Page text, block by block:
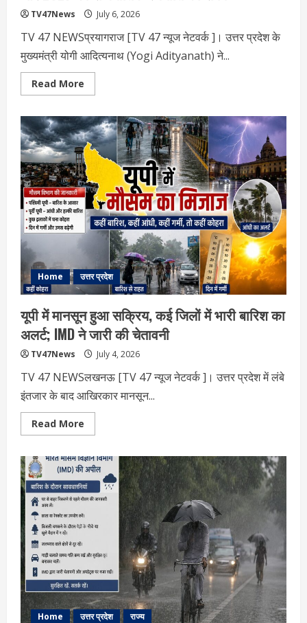
TV47News July 6, 2026
TV 47 NEWSप्रयागराज [TV 47 न्‍यूज नेटवर्क ]। उत्तर प्रदेश के
मुख्यमंत्री योगी आदित्यनाथ (Yogi Adityanath) ने...
Read More
more
योगी
का
प्रयागराज
दौरा:
विकास,
वैचारिक
संदेश
और
2027
की
राजनीतिक
रणनीति
का
Home उत्तर प्रदेश
यूपी में मानसून हुआ सक्रिय, कई जिलों में भारी बारिश का
अलर्ट; IMD ने जारी की चेतावनी
TV47News July 4, 2026
TV 47 NEWSलखनऊ [TV 47 न्‍यूज नेटवर्क ]। उत्तर प्रदेश में लंबे
इंतजार के बाद आखिरकार मानसून...
Read More
more
में
मानसून
हुआ
सक्रिय,
कई
में
भारी
अलर्ट;
IMD
ने
जारी
की
चेतावनी
Home उत्तर प्रदेश राज्य